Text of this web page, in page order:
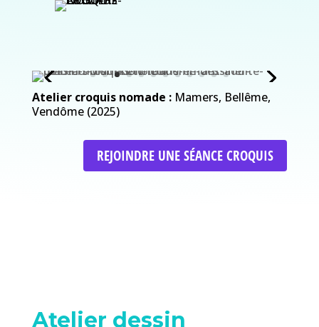
Atelier croquis nomade :Mamers, Bellême,
Vendôme (2025)
REJOINDRE UNE SÉANCE CROQUIS
Atelier dessin